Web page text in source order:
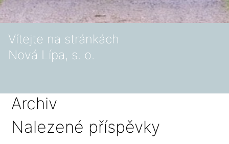
Vítejte na stránkách
Nová Lípa, s. o.
Archiv
Nalezené příspěvky